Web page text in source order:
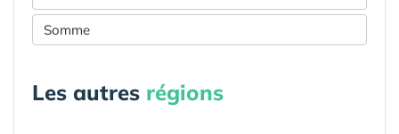
Somme
Les autres régions